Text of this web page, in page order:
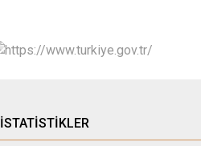
İSTATİSTİKLER